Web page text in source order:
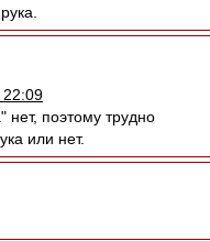
нет, поэтому трудно
или нет.